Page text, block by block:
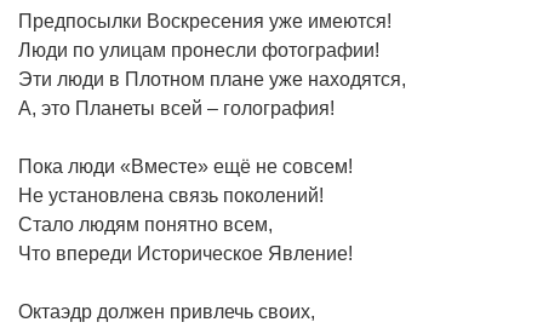
Предпосылки Воскресения уже имеются!
Люди по улицам пронесли фотографии!
Эти люди в Плотном плане уже находятся,
А, это Планеты всей – голография!
Пока люди «Вместе» ещё не совсем!
Не установлена связь поколений!
Стало людям понятно всем,
Что впереди Историческое Явление!
Октаэдр должен привлечь своих,